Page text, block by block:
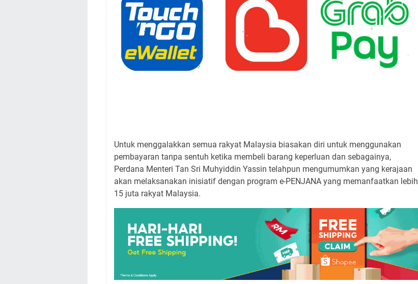
Untuk menggalakkan semua rakyat Malaysia biasakan diri untuk menggunakan
pembayaran tanpa sentuh ketika membeli barang keperluan dan sebagainya,
Perdana Menteri Tan Sri Muhyiddin Yassin telahpun mengumumkan yang kerajaan
akan melaksanakan inisiatif dengan program e-PENJANA yang memanfaatkan lebih
15 juta rakyat Malaysia.